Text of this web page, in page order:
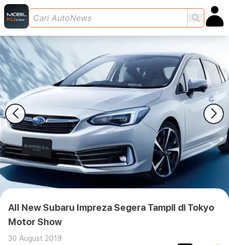
All New Subaru Impreza Segera Tampil di Tokyo
Motor Show
30 August 2019